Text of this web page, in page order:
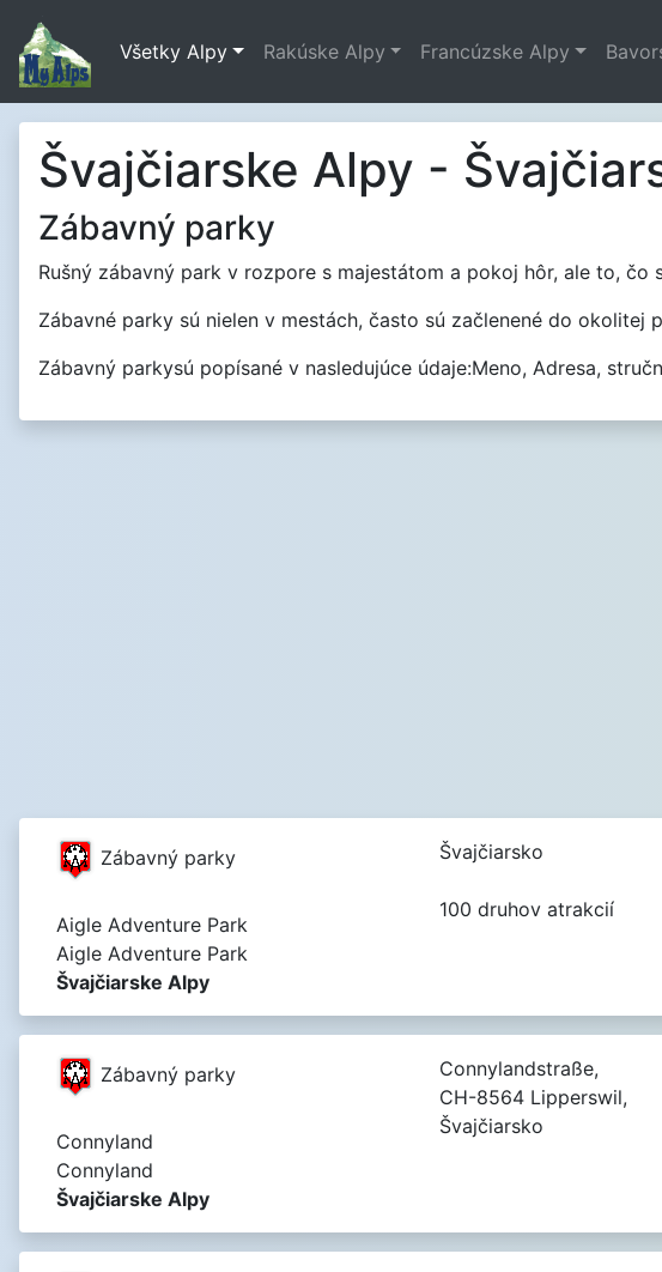
Všetky Alpy Rakúske Alpy Francúzske Alpy
Švajčiarske Alpy -
Zábavný parky
Rušný zábavný park v rozpore s majestátom a pokoj hôr, ale to, čo
Zábavné parky sú nielen v mestách, často sú začlenené do okolitej
Zábavný parkysú popísané v nasledujúce údaje:Meno, Adresa,
Zábavný parky
Aigle Adventure Park
Aigle Adventure Park
Švajčiarske Alpy
Švajčiarsko
100 druhov atrakcií
Zábavný parky
Connyland
Connyland
Švajčiarske Alpy
Connylandstraße,
CH-8564 Lipperswil,
Švajčiarsko